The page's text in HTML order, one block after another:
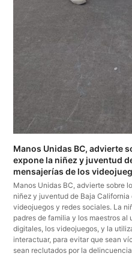
Manos Unidas BC, advierte
expone la niñez y juventud
mensajerías de los
Manos Unidas BC, advierte sobre
niñez y juventud de Baja California
videojuegos y redes sociales. La
padres de familia y los maestros
digitales, los videojuegos, y la
interactuar, para evitar que sean
sean reclutados por la